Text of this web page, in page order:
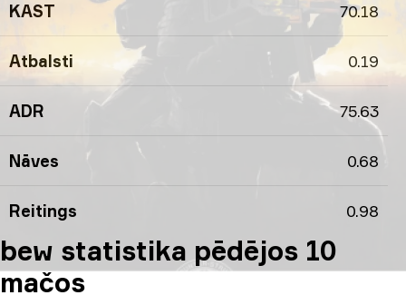
KAST 70.18
Atbalsti 0.19
ADR 75.63
Nāves 0.68
Reitings 0.98
bew statistika pēdējos 10
mačos